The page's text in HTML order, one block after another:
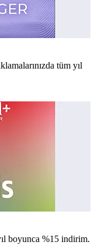
tüm yıl
boyunca %15 indirim.